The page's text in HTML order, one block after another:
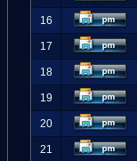
16
17
18
19
20
21